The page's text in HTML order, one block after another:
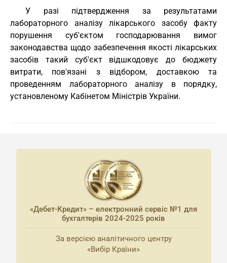
У разі підтвердження за результатами
лабораторного аналізу лікарського засобу факту
порушення суб'єктом господарювання вимог
законодавства щодо забезпечення якості лікарських
засобів такий суб'єкт відшкодовує до бюджету
витрати, пов'язані з відбором, доставкою та
проведенням лабораторного аналізу в порядку,
установленому Кабінетом Міністрів України.
«Дебет-Кредит» – електронний сервіс №1 для
бухгалтерів 2024-2025 років
За версією аналітичного центру
«Вибір Країни»